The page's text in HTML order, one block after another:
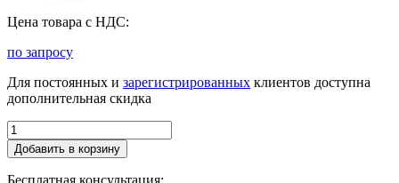
Цена товара с НДС:
по запросу
Для постоянных и зарегистрированных клиентов доступна
дополнительная скидка
Добавить в корзину
Бесплатная консультация: